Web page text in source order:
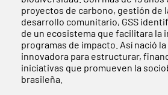
proyectos de carbono, gestión de
desarrollo comunitario, GSS
de un ecosistema que facilitara la
programas de impacto. Así nació
innovadora para estructurar,
iniciativas que promueven la
brasileña.